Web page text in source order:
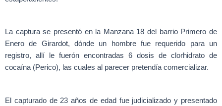
La captura se presentó en la Manzana 18 del barrio Primero de
Enero de Girardot, dónde un hombre fue requerido para un
registro, allí le fuerón encontradas 6 dosis de clorhidrato de
cocaína (Perico), las cuales al parecer pretendía comercializar.
El capturado de 23 años de edad fue judicializado y presentado